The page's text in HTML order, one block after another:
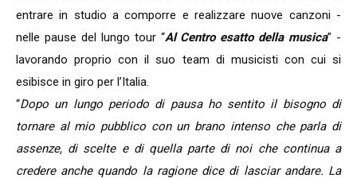
entrare in studio a comporre e realizzare nuove canzoni -
nelle pause del lungo tour “Al Centro esatto della musica” -
lavorando proprio con il suo team di musicisti con cui si
esibisce in giro per l’Italia.
“Dopo un lungo periodo di pausa ho sentito il bisogno di
tornare al mio pubblico con un brano intenso che parla di
assenze, di scelte e di quella parte di noi che continua a
credere anche quando la ragione dice di lasciar andare. La